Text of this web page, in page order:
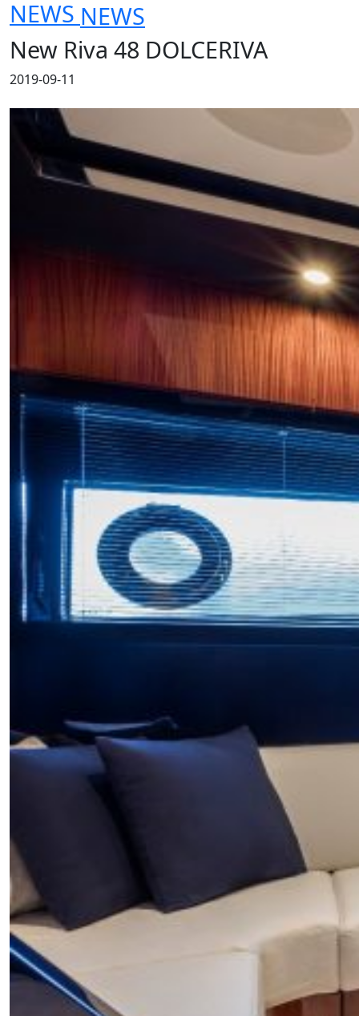
NEWS NEWS
New Riva 48 DOLCERIVA
2019-09-11